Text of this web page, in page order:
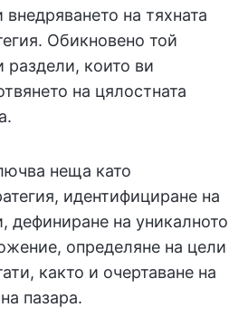
внедряването на тяхната
Обикновено той
които ви
на цялостната
неща като
идентифициране на
дефиниране на уникалното
определяне на цели
както и очертаване на
пазара.